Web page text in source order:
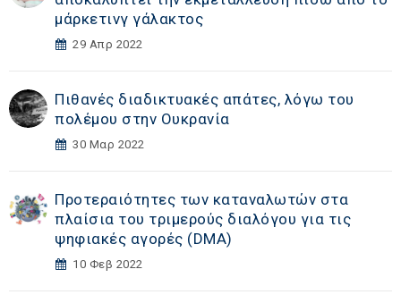
μάρκετινγ γάλακτος
29 Απρ 2022
Πιθανές διαδικτυακές απάτες, λόγω του
πολέμου στην Ουκρανία
30 Μαρ 2022
Προτεραιότητες των καταναλωτών στα
πλαίσια του τριμερούς διαλόγου για τις
ψηφιακές αγορές (DΜA)
10 Φεβ 2022